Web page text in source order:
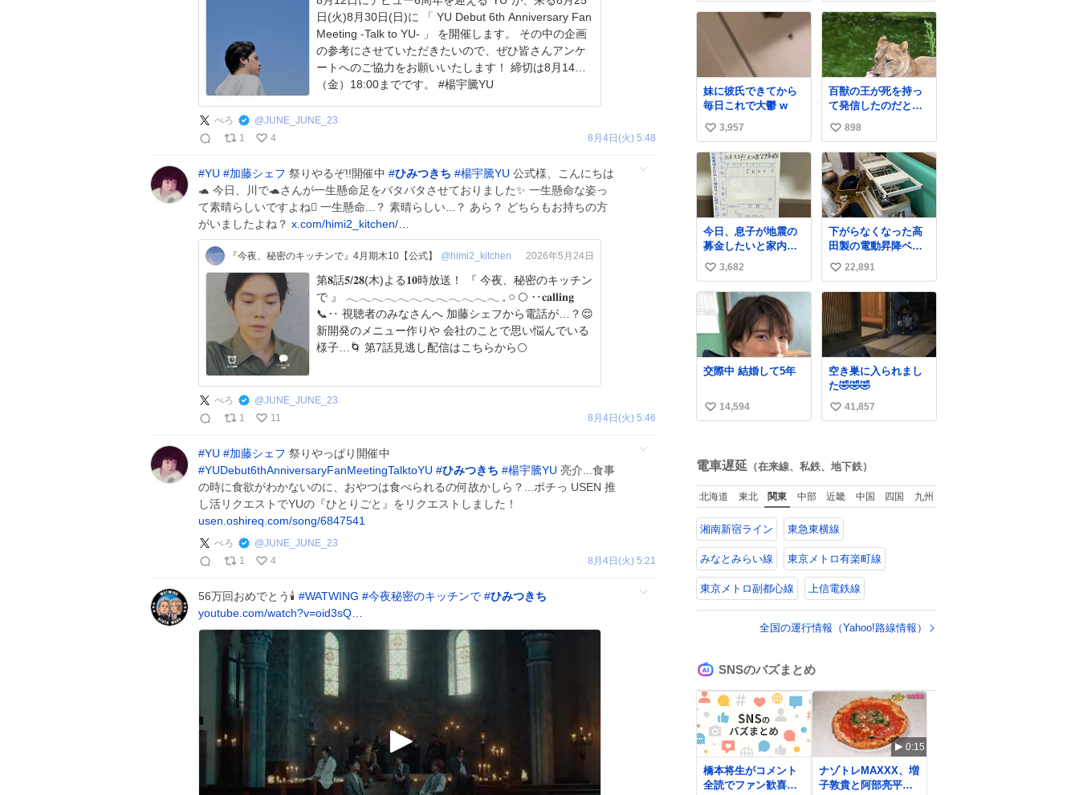
日(火)8月30日(日)に 「 YU Debut 6th Anniversary Fan
Meeting -Talk to YU- 」 を開催します。 その中の企画
の参考にさせていただきたいので、ぜひ皆さんアンケ
ートへのご協力をお願いいたします！ 締切は8月14日
（金）18:00までです。 #楊宇騰YU
ぺろ @JUNE_JUNE_23
1
4 8月4日(火) 5:48
#YU #加藤シェフ 祭りやるぞ!!開催中 #ひみつきち #楊宇騰YU 公式様、こんにちは
🐢 今日、川で🐢さんが一生懸命足をバタバタさせておりました✨️ 一生懸命な姿っ
て素晴らしいですよね🫪 一生懸命...？ 素晴らしい...？ あら？ どちらもお持ちの方
がいましたよね？ x.com/himi2_kitchen/…
『今夜、秘密のキッチンで』4月期木10【公式】 @himi2_kitchen 2026年5月24日
第𝟖話𝟓/𝟐𝟖(木)よる𝟏𝟎時放送！ 『 今夜、秘密のキッチン
で 』 𓂃𓂃𓂃𓂃𓂃𓂃𓂃𓂃𓂃𓂃𓂃𓂃 𓈒 𓏸 🌕 ‥𝐜𝐚𝐥𝐥𝐢𝐧𝐠
📞‥ 視聴者のみなさんへ 加藤シェフから電話が…？😌
新開発のメニュー作りや 会社のことで思い悩んでいる
様子…🌀 第7話見逃し配信はこちらから🌕
ぺろ @JUNE_JUNE_23
1
11 8月4日(火) 5:46
#YU #加藤シェフ 祭りやっぱり開催中
#YUDebut6thAnniversaryFanMeetingTalktoYU #ひみつきち #楊宇騰YU 亮介...食事
の時に食欲がわかないのに、おやつは食べられるの何故かしら？...ポチっ USEN 推
し活リクエストでYUの『ひとりごと』をリクエストしました！
usen.oshireq.com/song/6847541
ぺろ @JUNE_JUNE_23
1
4 8月4日(火) 5:21
56万回おめでとう🕯️ #WATWING #今夜秘密のキッチンで #ひみつきち
youtube.com/watch?v=oid3sQ…
い
ルギ12 #家族でヒロ
イン
い
ね
数
妹に彼氏できてから
毎日これで大鬱 w
い
い
ね
数
3,957
百獣の王が死を持っ
て発信したのだと思
う 高温多湿が尋常で
ない日本の夏 どうか
早急に飼育の環境を
見直して 動物の命を
護ってください…と
治療中のライオンが
助かりますように す
べての動物の命が護
られますように
2026.7.3📷多摩動物
公園にて 残念ながら
個体の識別は出来ま
せん
い
い
ね
数
898
今日、息子が地震の
募金したいと家内と
郵便局に行ったみた
いです。おもちゃと
か買う選択肢もあっ
たと思うけど、自分
で貯めてた2万円を役
に立てて欲しい、み
んなも元気になって
欲しいと。家内も一
緒に募金したので、
なぁと思いました。
い
い
3,682
下がらなくなった高
田製の電動昇降ベッ
ト。 メーカーから
は、完全に見放され
たんですが、 見事に
85歳の父が治しまし
た。 うちの父は、ト
ヨタカローラのボデ
ィをオート生産す
る、工業ロボットの
製作者なんですが、
父が電動ベットの配
線をハンダで修理し
ている横で、
い
い
ね
数
22,891
交際中 結婚して5年
い
数
14,594
空き巣に入られまし
た🤣🤣🤣
い
数
41,857
電車遅延 （在来線、私鉄、地下鉄）
北海道 東北 関東 中部 近畿 中国 四国 九州
湘南新宿ライン 東急東横線
みなとみらい線 東京メトロ有楽町線
東京メトロ副都心線 上信電鉄線
全国の運行情報（Yahoo!路線情報）
SNSのバズまとめ
橋本将生がコメント
全読でファン歓喜、
0:15
ナゾトレMAXXX、増
子敦貴と阿部亮平が